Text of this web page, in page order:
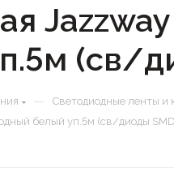
(св/
— Светодиодные ленты и
белый уп.5м (св/диоды